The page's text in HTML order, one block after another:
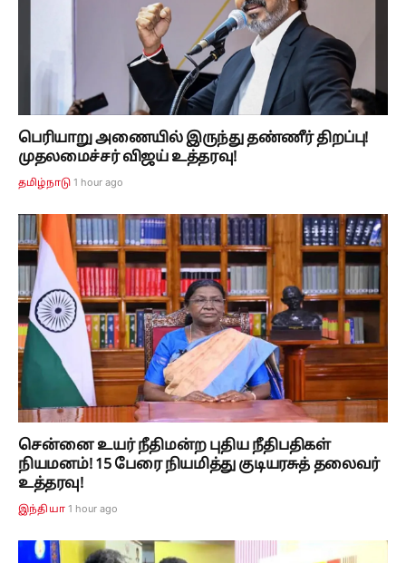
பெரியாறு அணையில் இருந்து தண்ணீர் திறப்பு!
முதலமைச்சர் விஜய் உத்தரவு!
தமிழ்நாடு 1 hour ago
சென்னை உயர் நீதிமன்ற புதிய நீதிபதிகள்
நியமனம்! 15 பேரை நியமித்து குடியரசுத் தலைவர்
உத்தரவு!
இந்தியா 1 hour ago